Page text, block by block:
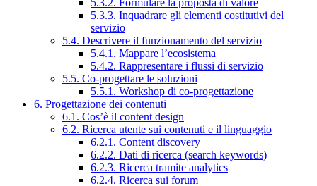
5.3.2. Formulare la proposta di valore
5.3.3. Inquadrare gli elementi costitutivi del
servizio
5.4. Descrivere il funzionamento del servizio
5.4.1. Mappare l’ecosistema
5.4.2. Rappresentare i flussi di servizio
5.5. Co-progettare le soluzioni
5.5.1. Workshop di co-progettazione
6. Progettazione dei contenuti
6.1. Cos’è il content design
6.2. Ricerca utente sui contenuti e il linguaggio
6.2.1. Content discovery
6.2.2. Dati di ricerca (search keywords)
6.2.3. Ricerca tramite analytics
6.2.4. Ricerca sui forum